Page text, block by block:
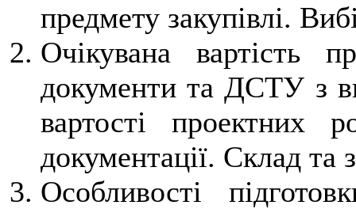
предмету закупівлі.
Очікувана вартість
документи та ДСТУ з
вартості проектних
документації. Склад та
Особливості